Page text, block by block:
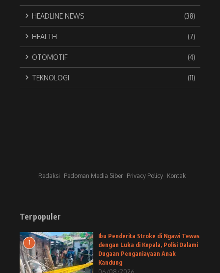
HEADLINE NEWS (38)
HEALTH (7)
OTOMOTIF (4)
TEKNOLOGI (11)
Redaksi Pedoman Media Siber Privacy Policy Kontak
Terpopuler
1
Ibu Penderita Stroke di Ngawi Tewas
dengan Luka di Kepala, Polisi Dalami
Dugaan Penganiayaan Anak
Kandung
06/08/2026